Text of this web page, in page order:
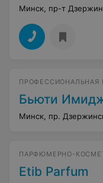
Минск, пр-т
ПРОФЕССИОНАЛЬНАЯ
Бьюти
Минск, пр.
ПАРФЮМЕРНО-
Etib Parfum